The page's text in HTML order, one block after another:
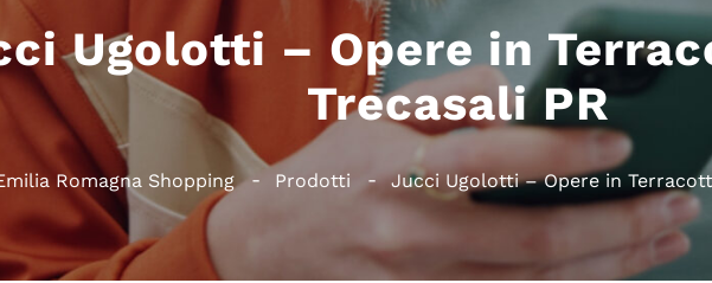
Ugolotti – Opere in
Trecasali PR
Romagna Shopping Prodotti Jucci Ugolotti – Opere in